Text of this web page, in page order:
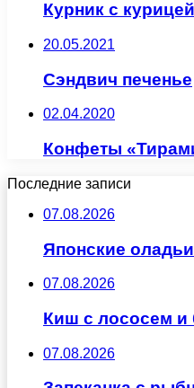
Курник с курицей
20.05.2021
Сэндвич печенье
02.04.2020
Конфеты
Последние записи
07.08.2026
Японские оладьи
07.08.2026
Киш с лососем и
07.08.2026